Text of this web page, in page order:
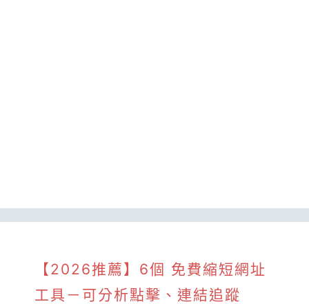
【2026推薦】6個 免費縮短網址
工具－可分析點擊、連結追蹤